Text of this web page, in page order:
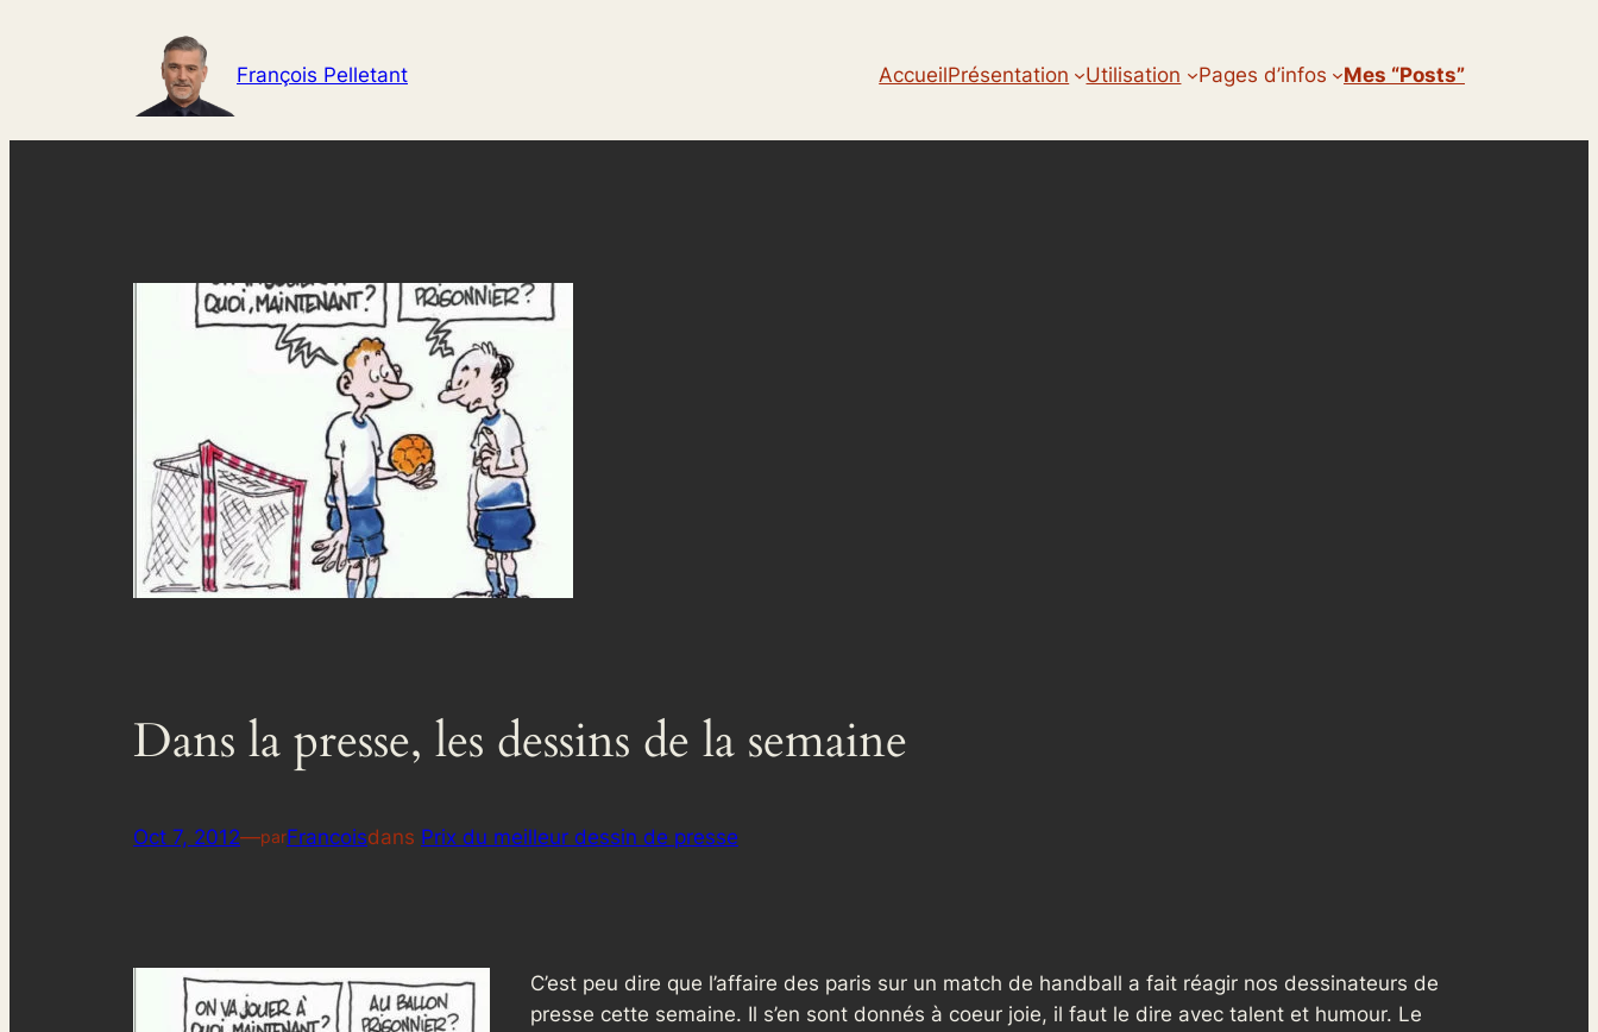
François Pelletant AccueilPrésentation Utilisation Pages d’infos Mes “posts”
Dans la presse, les dessins de la semaine
Oct 7, 2012—parFrancoisdans Prix du meilleur dessin de presse
C’est peu dire que l’affaire des paris sur un match de handball a fait réagir nos dessinateurs de
presse cette semaine. Il s’en sont donnés à coeur joie, il faut le dire avec talent et humour. Le